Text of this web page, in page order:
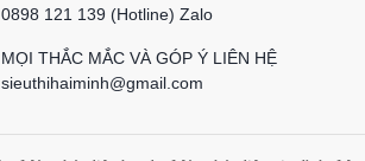
0898 121 139 (Hotline) Zalo
MỌI THẮC MẮC VÀ GÓP Ý LIÊN HỆ
sieuthihaiminh@gmail.com